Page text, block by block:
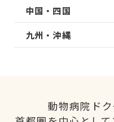
中国・四国
九州・沖縄
動物病院ドク